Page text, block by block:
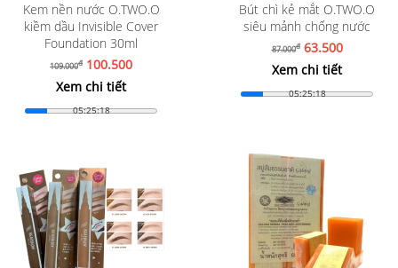
Kem nền nước O.TWO.O
kiềm dầu Invisible Cover
Foundation 30ml
109.000đ 100.500
Xem chi tiết
05:25:16
Bút chì kẻ mắt O.TWO.O
siêu mảnh chống nước
87.000đ63.500
Xem chi tiết
05:25:16